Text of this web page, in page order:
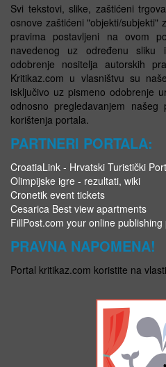
Svi tekstovi, slike, zaštićeni
osnove zaštićeni "objekti/subjekti"
pravima postavljeni na ovom
navedenog uz određenu
odobrenje nositelja autorskih
Kritikaz.com u vlasništvu su
isključivo uz pismeno odobrenje
odnosno pregledavanjem
korištenja portala.
PARTNERI PORTALA:
CroatiaLink - Hrvatski Turistički
Olimpijske igre - rezultati, wiki
Cronetik event tickets
Cesarica Best view apartments
FillPost.com your online publishing
PRAVNA NAPOMENA!
Portal kritikaz.com koristite na